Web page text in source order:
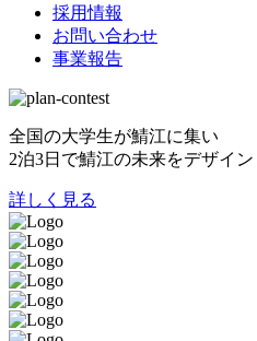
採用情報
お問い合わせ
事業報告
全国の大学生が鯖江に集い
2泊3日で鯖江の未来をデザイン
詳しく見る